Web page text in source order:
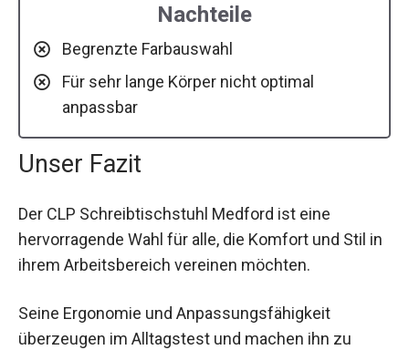
Nachteile
Begrenzte Farbauswahl
Für sehr lange Körper nicht optimal
anpassbar
Unser Fazit
Der CLP Schreibtischstuhl Medford ist eine
hervorragende Wahl für alle, die Komfort und Stil in
ihrem Arbeitsbereich vereinen möchten.
Seine Ergonomie und Anpassungsfähigkeit
überzeugen im Alltagstest und machen ihn zu